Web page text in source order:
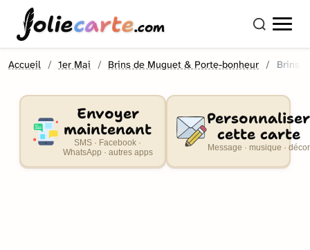
oliecarte.com
Accueil 1er Mai Brins de Muguet & Porte-bonheur Brins
Envoyer
maintenant
SMS · Facebook ·
WhatsApp · autres apps
Personnaliser
cette carte
Message · musique · décor